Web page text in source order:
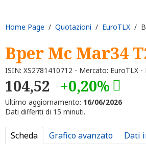
Home Page / Quotazioni / EuroTLX /
Bper Mc Mar34
ISIN: XS2781410712 - Mercato: EuroTLX -
104,52 +0,20%
Ultimo aggiornamento: 16/06/2026
Dati differiti di 15 minuti.
Scheda Grafico avanzato Dati